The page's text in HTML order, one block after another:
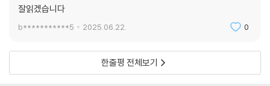
잘읽겠습니다
b***********5 2025.06.22. 0
한줄평 전체보기